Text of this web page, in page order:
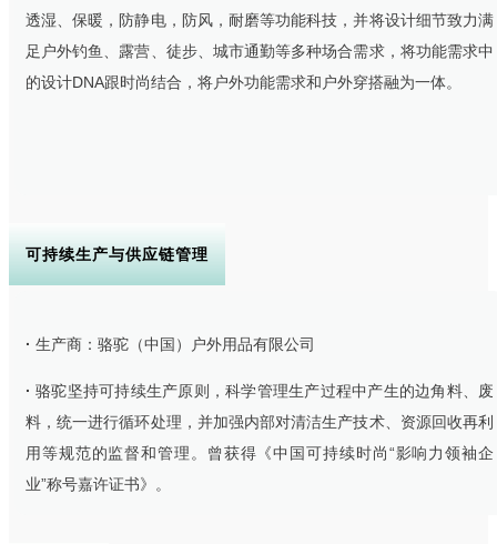
透湿、保暖，防静电，防风，耐磨等功能科技，并将设计细节致力满
足户外钓鱼、露营、徒步、城市通勤等多种场合需求，将功能需求中
的设计DNA跟时尚结合，将户外功能需求和户外穿搭融为一体。
可持续生产与供应链管理
· 生产商：骆驼（中国）户外用品有限公司
·骆驼坚持可持续生产原则，科学管理生产过程中产生的边角料、废
料，统一进行循环处理，并加强内部对清洁生产技术、资源回收再利
用等规范的监督和管理。曾获得《中国可持续时尚“影响力领袖企
业”称号嘉许证书》。